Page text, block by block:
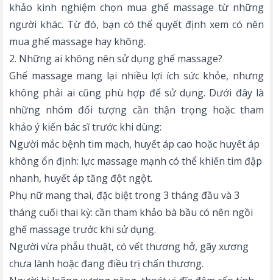
khảo kinh nghiệm chọn mua ghế massage từ những
người khác. Từ đó, bạn có thể quyết định xemcó nên
mua ghế massage hay không.
2. Những ai không nên sử dụng ghế massage?
Ghế massage mang lại nhiều lợi ích sức khỏe, nhưng
không phải ai cũng phù hợp để sử dụng. Dưới đây là
những nhóm đối tượng cần thận trọng hoặc tham
khảo ý kiến bác sĩ trước khi dùng:
Người mắc bệnh tim mạch, huyết áp cao hoặc huyết áp
không ổn định: lực massage mạnh có thể khiến tim đập
nhanh, huyết áp tăng đột ngột.
Phụ nữ mang thai, đặc biệt trong 3 tháng đầu và 3
tháng cuối thai kỳ: cần tham khảo bà bầu có nên ngồi
ghế massage trước khi sử dụng.
Người vừa phẫu thuật, có vết thương hở, gãy xương
chưa lành hoặc đang điều trị chấn thương.